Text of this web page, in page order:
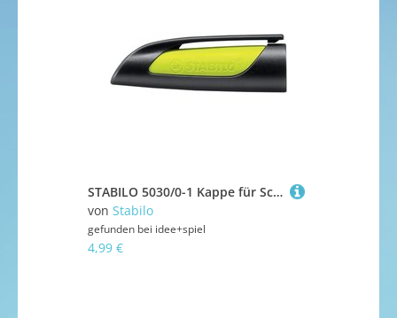
STABILO 5030/0-1 Kappe für Schulfüller - STABILO EASYbuddy in schwarz/limette
von Stabilo
gefunden bei idee+spiel
4,99 €